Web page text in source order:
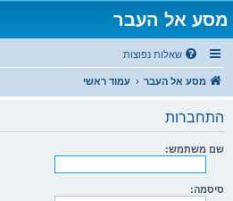
מסע אל העבר
שאלות נפוצות
מסע אל העבר עמוד ראשי
התחברות
שם משתמש:
סיסמה: